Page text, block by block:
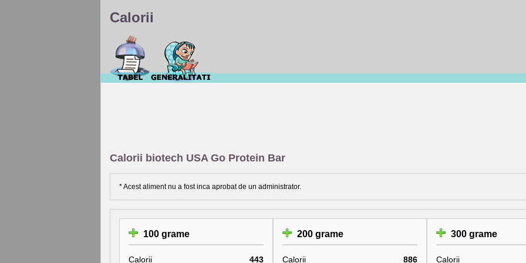
Calorii
Calorii biotech USA Go Protein Bar
* Acest aliment nu a fost inca aprobat de un administrator.
100 grame
Calorii 443
200 grame
Calorii 886
300 grame
Calorii